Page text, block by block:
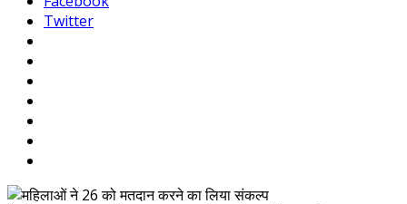
Twitter